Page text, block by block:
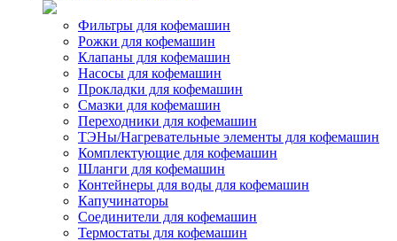
Фильтры для кофемашин
Рожки для кофемашин
Клапаны для кофемашин
Насосы для кофемашин
Прокладки для кофемашин
Смазки для кофемашин
Переходники для кофемашин
ТЭНы/Нагревательные элементы для кофемашин
Комплектующие для кофемашин
Шланги для кофемашин
Контейнеры для воды для кофемашин
Капучинаторы
Соединители для кофемашин
Термостаты для кофемашин